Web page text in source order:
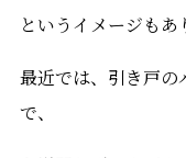
というイメージもあ
最近では、引き戸の
で、